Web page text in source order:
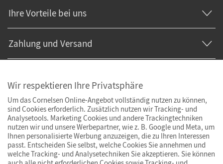
Ihre Vorteile bei uns
Zahlung und Versand
Wir respektieren Ihre Privatsphäre
Um das Cornelsen Online-Angebot vollständig nutzen zu können,
sind Cookies erforderlich. Zusätzlich nutzen wir Tracking- und
Analysetools. Marketing Cookies und andere Trackingtechniken
nutzen wir und unsere Werbepartner, wie z. B. Google und Meta, um
Ihnen personalisierte Werbung anzuzeigen, die zu Ihren Interessen
passt. Entscheiden Sie selbst, welche Cookies Sie annehmen und
welche Tracking- und Analysetechniken Sie akzeptieren. Sie können